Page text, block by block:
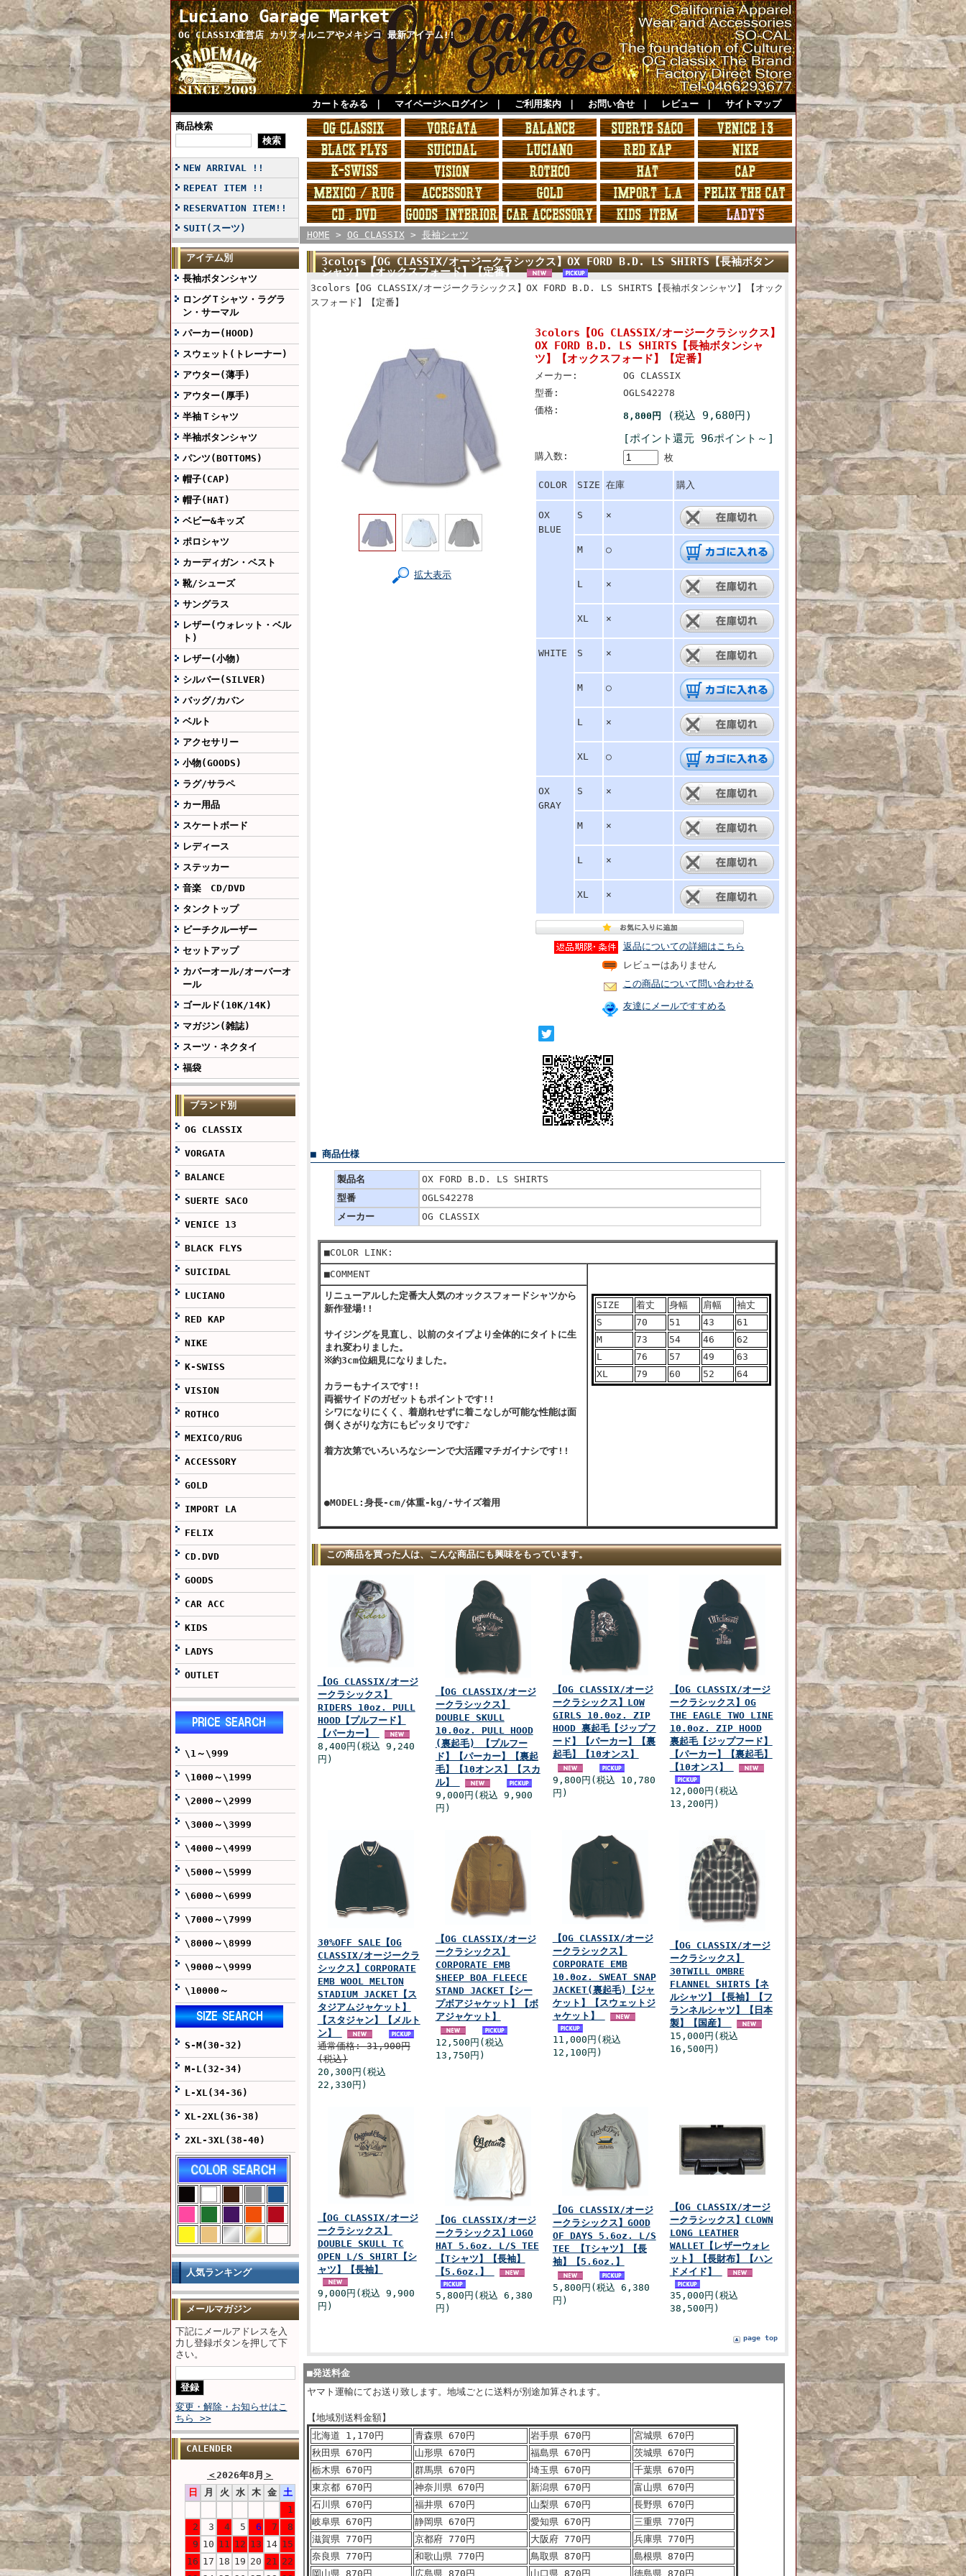
Luciano Garage Market
OG CLASSIX直営店 カリフォルニアやメキシコ 最新アイテム!!
カートをみる マイページへログイン｜ ご利用案内｜ お問い合せ｜ レビュー｜ サイトマップ
商品検索
NEW ARRIVAL !!
REPEAT ITEM !!
RESERVATION ITEM!!
SUIT(スーツ)
アイテム別
長袖ボタンシャツ
ロングＴシャツ・ラグラ
ン・サーマル
パーカー(HOOD)
スウェット(トレーナー)
アウター(薄手)
アウター(厚手)
半袖Ｔシャツ
半袖ボタンシャツ
パンツ(BOTTOMS)
帽子(CAP)
帽子(HAT)
ベビー&キッズ
ポロシャツ
カーディガン・ベスト
靴/シューズ
サングラス
レザー(ウォレット・ベル
ト)
レザー(小物)
シルバー(SILVER)
バッグ/カバン
ベルト
アクセサリー
小物(GOODS)
ラグ/サラペ
カー用品
スケートボード
レディース
ステッカー
音楽 CD/DVD
タンクトップ
ビーチクルーザー
セットアップ
カバーオール/オーバーオ
ール
ゴールド(10K/14K)
マガジン(雑誌)
スーツ・ネクタイ
福袋
ブランド別
OG CLASSIX
VORGATA
BALANCE
SUERTE SACO
VENICE 13
BLACK FLYS
SUICIDAL
LUCIANO
RED KAP
NIKE
K-SWISS
VISION
ROTHCO
MEXICO/RUG
ACCESSORY
GOLD
IMPORT LA
FELIX
CD.DVD
GOODS
CAR ACC
KIDS
LADYS
OUTLET
\1～\999
\1000～\1999
\2000～\2999
\3000～\3999
\4000～\4999
\5000～\5999
\6000～\6999
\7000～\7999
\8000～\8999
\9000～\9999
\10000～
S-M(30-32)
M-L(32-34)
L-XL(34-36)
XL-2XL(36-38)
2XL-3XL(38-40)
人気ランキング
メールマガジン
下記にメールアドレスを入
力し登録ボタンを押して下
さい。
変更・解除・お知らせはこ
ちら >>
CALENDER
＜2026年8月 ＞
日
月 火 水 木 金
土
1
2
3 4 5 6 7
8
9 10 11 12 13 14 15
16 17 18 19 20 21 22
HOME > OG CLASSIX> 長袖シャツ
3colors【OG CLASSIX/オージークラシックス】OX FORD B.D. LS SHIRTS【長袖ボタン
シャツ】【オックスフォード】【定番】
3colors【OG CLASSIX/オージークラシックス】OX FORD B.D. LS SHIRTS【長袖ボタンシャツ】【オック
スフォード】【定番】
拡大表示
3colors【OG CLASSIX/オージークラシックス】
OX FORD B.D. LS SHIRTS【長袖ボタンシャ
ツ】【オックスフォード】【定番】
メーカー:
OG CLASSIX
型番:
OGLS42278
価格:
8,800円
(税込 9,680円)
[ポイント還元 96ポイント～]
購入数: 枚
COLOR SIZE 在庫 購入
OX
BLUE
S ×
M ○
L ×
XL ×
WHITE S ×
M ○
L ×
XL ○
OX
GRAY
S ×
M ×
L ×
XL ×
返品についての詳細はこちら
レビューはありません
この商品について問い合わせる
友達にメールですすめる
■ 商品仕様
製品名
OX FORD B.D. LS SHIRTS
型番
OGLS42278
メーカー
OG CLASSIX
■COLOR LINK:
■COMMENT
SIZE 着丈 身幅 肩幅
袖丈
S
70 51 43
61
M
73 54 46
62
L
76 57 49
63
XL
79 60 52 64
リニューアルした定番大人気のオックスフォードシャツから
新作登場!!
サイジングを見直し、以前のタイプより全体的にタイトに生
まれ変わりました。
※約3cm位細見になりました。
カラーもナイスです!!
両裾サイドのガゼットもポイントです!!
シワになりにくく、着崩れせずに着こなしが可能な性能は面
倒くさがりな方にもピッタリです♪
着方次第でいろいろなシーンで大活躍マチガイナシです!!
●MODEL:身長-cm/体重-kg/-サイズ着用
この商品を買った人は、こんな商品にも興味をもっています。
【OG CLASSIX/オージ
ークラシックス】
RIDERS 10oz. PULL
HOOD【プルフード】
【パーカー】
8,400円(税込 9,240
円)
【OG CLASSIX/オージ
ークラシックス】
DOUBLE SKULL
10.0oz. PULL HOOD
(裏起毛) 【プルフー
ド】【パーカー】【裏起
毛】【10オンス】【スカ
ル】
9,000円(税込 9,900
円)
【OG CLASSIX/オージ
ークラシックス】LOW
GIRLS 10.0oz. ZIP
HOOD 裏起毛【ジップフ
ード】【パーカー】【裏
起毛】【10オンス】
9,800円(税込 10,780
円)
【OG CLASSIX/オージ
ークラシックス】OG
THE EAGLE TWO LINE
10.0oz. ZIP HOOD
裏起毛【ジップフード】
【パーカー】【裏起毛】
【10オンス】
12,000円(税込
13,200円)
30%OFF SALE【OG
CLASSIX/オージークラ
シックス】CORPORATE
EMB WOOL MELTON
STADIUM JACKET【ス
タジアムジャケット】
【スタジャン】【メルト
ン】
通常価格:31,900円
(税込)
20,300円(税込
22,330円)
【OG CLASSIX/オージ
ークラシックス】
CORPORATE EMB
SHEEP BOA FLEECE
STAND JACKET【シー
プボアジャケット】【ボ
アジャケット】
12,500円(税込
13,750円)
【OG CLASSIX/オージ
ークラシックス】
CORPORATE EMB
10.0oz. SWEAT SNAP
JACKET(裏起毛)【ジャ
ケット】【スウェットジ
ャケット】
11,000円(税込
12,100円)
【OG CLASSIX/オージ
ークラシックス】
30TWILL OMBRE
FLANNEL SHIRTS【ネ
ルシャツ】【長袖】【フ
ランネルシャツ】【日本
製】【国産】
15,000円(税込
16,500円)
【OG CLASSIX/オージ
ークラシックス】
DOUBLE SKULL TC
OPEN L/S SHIRT【シ
ャツ】【長袖】
9,000円(税込 9,900
円)
【OG CLASSIX/オージ
ークラシックス】LOGO
HAT 5.6oz. L/S TEE
【Tシャツ】【長袖】
【5.6oz.】
5,800円(税込 6,380
円)
【OG CLASSIX/オージ
ークラシックス】GOOD
OF DAYS 5.6oz. L/S
TEE 【Tシャツ】【長
袖】【5.6oz.】
5,800円(税込 6,380
円)
【OG CLASSIX/オージ
ークラシックス】CLOWN
LONG LEATHER
WALLET【レザーウォレ
ット】【長財布】【ハン
ドメイド】
35,000円(税込
38,500円)
page top
■発送料金
ヤマト運輸にてお送り致します。地域ごとに送料が別途加算されます。
【地域別送料金額】
北海道 1,170円
青森県 670円 岩手県 670円
宮城県 670円
秋田県 670円
山形県 670円 福島県 670円
茨城県 670円
栃木県 670円
群馬県 670円 埼玉県 670円
千葉県 670円
東京都 670円
神奈川県 670円 新潟県 670円
富山県 670円
石川県 670円
福井県 670円 山梨県 670円
長野県 670円
岐阜県 670円
静岡県 670円 愛知県 670円
三重県 770円
滋賀県 770円
京都府 770円 大阪府 770円
兵庫県 770円
奈良県 770円
和歌山県 770円 鳥取県 870円
島根県 870円
岡山県 870円
広島県 870円 山口県 870円 徳島県 870円